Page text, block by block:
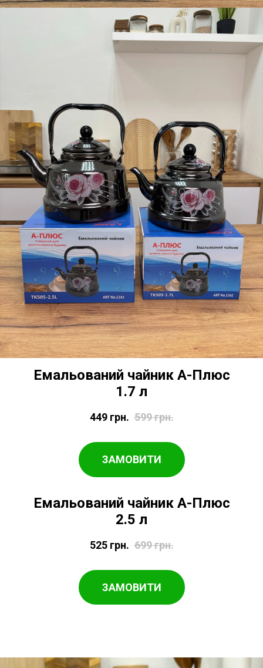
Емальований чайник А-Плюс
1.7 л
449 грн. 599грн.
ЗАМОВИТИ
Емальований чайник А-Плюс
2.5 л
525 грн. 699грн.
ЗАМОВИТИ